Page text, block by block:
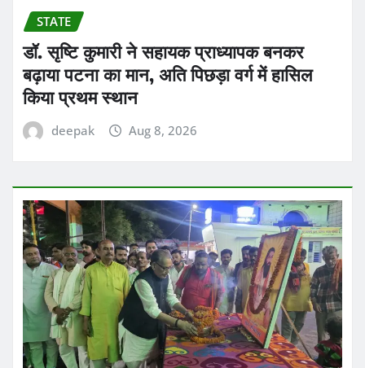
STATE
डॉ. सृष्टि कुमारी ने सहायक प्राध्यापक बनकर
बढ़ाया पटना का मान, अति पिछड़ा वर्ग में हासिल
किया प्रथम स्थान
deepak Aug 8, 2026